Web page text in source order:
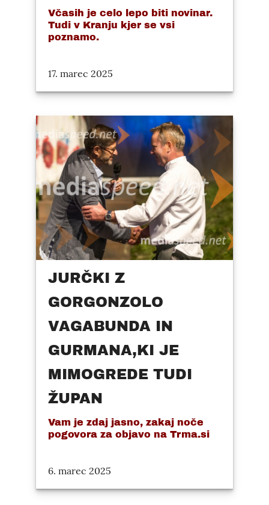
Včasih je celo lepo biti novinar.
Tudi v Kranju kjer se vsi
poznamo.
17. marec 2025
JURČKI Z
GORGONZOLO
VAGABUNDA IN
GURMANA,KI JE
MIMOGREDE TUDI
ŽUPAN
Vam je zdaj jasno, zakaj noče
pogovora za objavo na Trma.si
6. marec 2025